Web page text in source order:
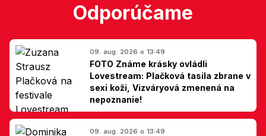
Odporúčame
09. aug. 2026 o 13:49
FOTO Známe krásky ovládli
Lovestream: Plačková tasila zbrane v
sexi koži, Vizváryová zmenená na
nepoznanie!
09. aug. 2026 o 13:49